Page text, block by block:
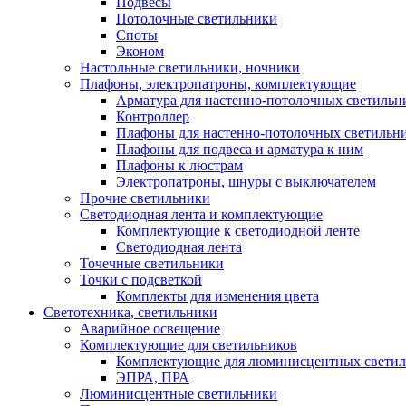
Потолочные светильники
Споты
Эконом
Настольные светильники, ночники
Плафоны, электропатроны, комплектующие
Арматура для настенно-потолочных
Контроллер
Плафоны для настенно-потолочных
Плафоны для подвеса и арматура к ним
Плафоны к люстрам
Электропатроны, шнуры с выключателем
Прочие светильники
Светодиодная лента и комплектующие
Комплектующие к светодиодной ленте
Светодиодная лента
Точечные светильники
Точки с подсветкой
Комплекты для изменения цвета
Светотехника, светильники
Аварийное освещение
Комплектующие для светильников
Комплектующие для люминисцентных
ЭПРА, ПРА
Люминисцентные светильники